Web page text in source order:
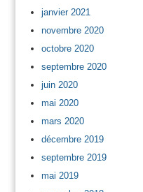
janvier 2021
novembre 2020
octobre 2020
septembre 2020
juin 2020
mai 2020
mars 2020
décembre 2019
septembre 2019
mai 2019